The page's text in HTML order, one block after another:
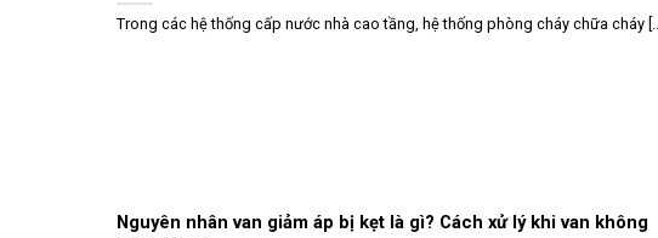
Trong các hệ thống cấp nước nhà cao tầng, hệ thống phòng cháy chữa cháy
Nguyên nhân van giảm áp bị kẹt là gì? Cách xử lý khi van không